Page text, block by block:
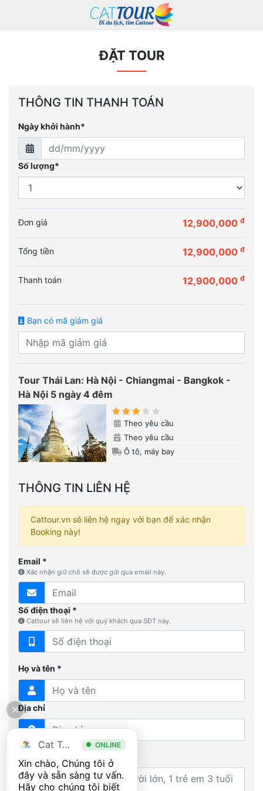
ĐẶT TOUR
THÔNG TIN LIÊN HỆ
Cattour.vn sẽ liên hệ ngay với bạn để xác nhận
Booking này!
Email *
Xác nhận giữ chỗ sẽ được gửi qua email này.
Số điện thoại *
Cattour sẽ liên hệ với quý khách qua SĐT này.
Họ và tên *
Địa chỉ
THÔNG TIN THANH TOÁN
Ngày khởi hành*
Số lượng*
Đơn giá 12,900,000 đ
Tổng tiền 12,900,000 đ
Thanh toán 12,900,000 đ
Bạn có mã giảm giá
Tour Thái Lan: Hà Nội - Chiangmai - Bangkok -
Hà Nội 5 ngày 4 đêm
Theo yêu cầu
Theo yêu cầu
Ô tô, máy bay
Cat Tour ONLINE
Xin chào, Chúng tôi ở
đây và sẵn sàng tư vấn.
Hãy cho chúng tôi biết